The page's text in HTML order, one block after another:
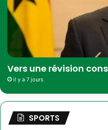
Vers une révision
il y a 7 jours
SPORTS